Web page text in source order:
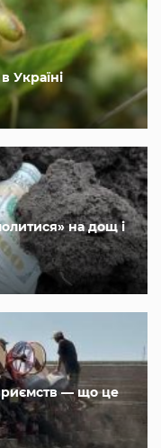
Україні
на дощ і
— що це